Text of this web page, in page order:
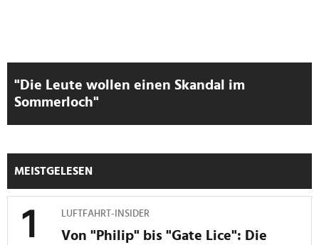
"Die Leute wollen einen Skandal im
Sommerloch"
MEISTGELESEN
LUFTFAHRT-INSIDER
Von "Philip" bis "Gate Lice": Die